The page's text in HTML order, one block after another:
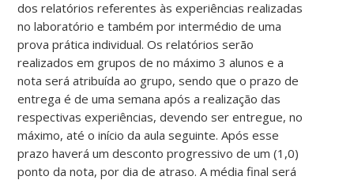
dos relatórios referentes às experiências realizadas
no laboratório e também por intermédio de uma
prova prática individual. Os relatórios serão
realizados em grupos de no máximo 3 alunos e a
nota será atribuída ao grupo, sendo que o prazo de
entrega é de uma semana após a realização das
respectivas experiências, devendo ser entregue, no
máximo, até o início da aula seguinte. Após esse
prazo haverá um desconto progressivo de um (1,0)
ponto da nota, por dia de atraso. A média final será